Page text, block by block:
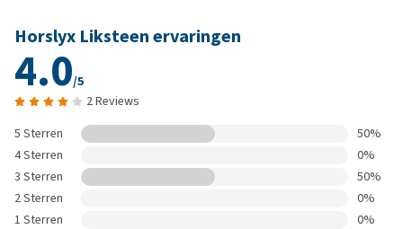
Horslyx Liksteen ervaringen
4.0/5
2 Reviews
5 Sterren
50%
4 Sterren
0%
3 Sterren
50%
2 Sterren
0%
1 Sterren
0%